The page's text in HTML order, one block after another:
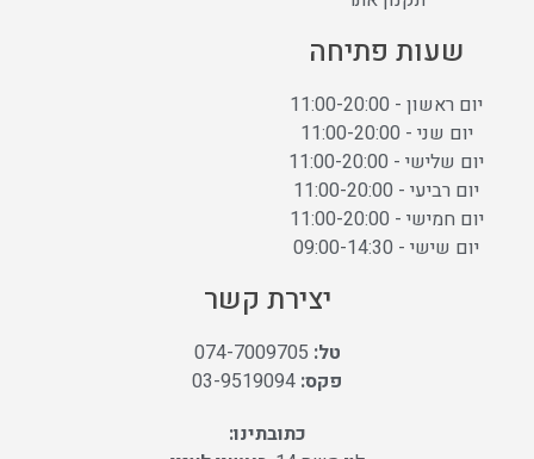
שעות פתיחה
יום ראשון - 11:00-20:00
יום שני - 11:00-20:00
יום שלישי - 11:00-20:00
יום רביעי - 11:00-20:00
יום חמישי - 11:00-20:00
יום שישי - 09:00-14:30
יצירת קשר
טל:
פקס:
כתובתינו: